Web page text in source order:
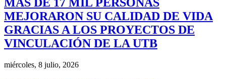
MÁS DE 17 MIL PERSONAS
MEJORARON SU CALIDAD DE VIDA
GRACIAS A LOS PROYECTOS DE
VINCULACIÓN DE LA UTB
miércoles, 8 julio, 2026